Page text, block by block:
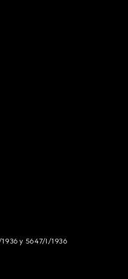
1936 y 5647/I/1936